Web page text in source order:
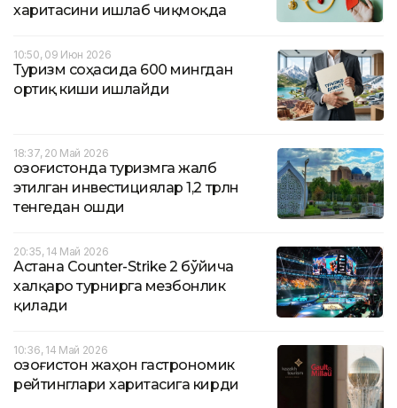
харитасини ишлаб чиқмоқда
10:50, 09 Июн 2026
Туризм соҳасида 600 мингдан
ортиқ киши ишлайди
18:37, 20 Май 2026
Қозоғистонда туризмга жалб
этилган инвестициялар 1,2 трлн
тенгедан ошди
20:35, 14 Май 2026
Астана Counter-Strike 2 бўйича
халқаро турнирга мезбонлик
қилади
10:36, 14 Май 2026
Қозоғистон жаҳон гастрономик
рейтинглари харитасига кирди